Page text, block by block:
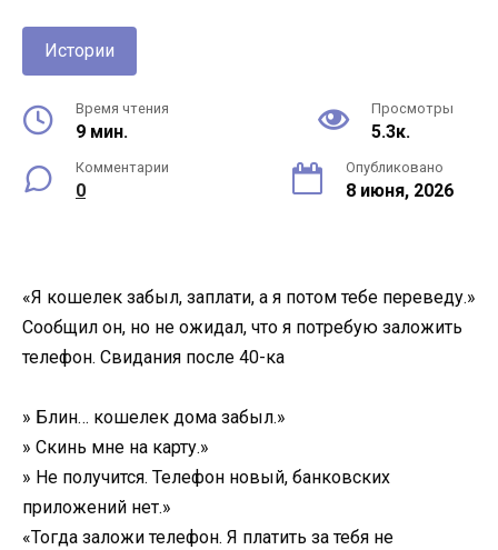
Истории
Время чтения
9 мин.
Просмотры
5.3к.
Комментарии
0
Опубликовано
8 июня, 2026
«Я кошелек забыл, заплати, а я потом тебе переведу.»
Сообщил он, но не ожидал, что я потребую заложить
телефон. Свидания после 40-ка
» Блин… кошелек дома забыл.»
» Скинь мне на карту.»
» Не получится. Телефон новый, банковских
приложений нет.»
«Тогда заложи телефон. Я платить за тебя не